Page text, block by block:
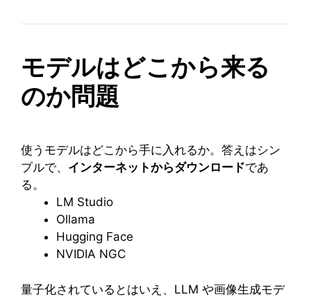
モデルはどこから来る
のか問題
使うモデルはどこから手に入れるか。答えはシン
プルで、 インターネットからダウンロードであ
る。
LM Studio
Ollama
Hugging Face
NVIDIA NGC
量子化されているとはいえ、LLM や画像生成モデ